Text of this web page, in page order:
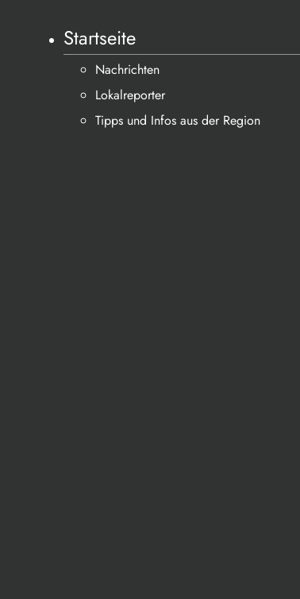
Startseite
Nachrichten
Lokalreporter
Tipps und Infos aus der Region